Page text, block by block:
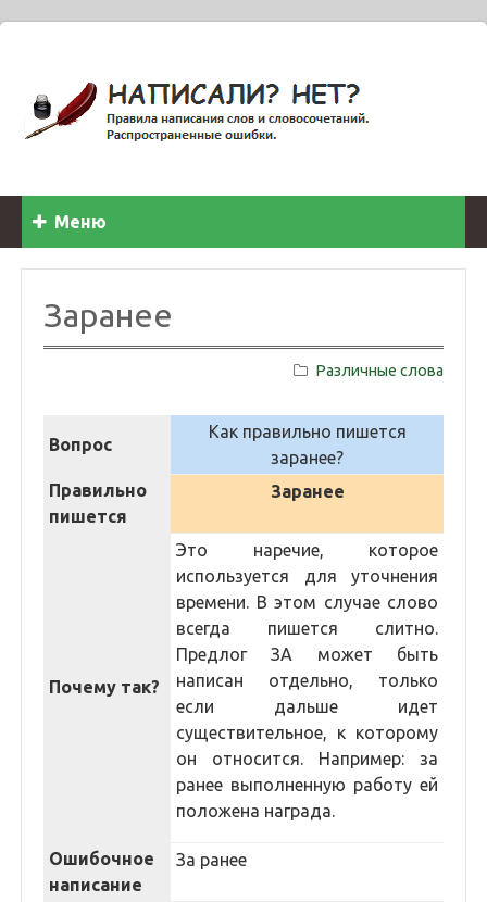
Меню
Заранее
Различные слова
Вопрос
Как правильно пишется
заранее?
Правильно
пишется
Заранее
Почему так?
Это наречие, которое
используется для уточнения
времени. В этом случае слово
всегда пишется слитно.
Предлог ЗА может быть
написан отдельно, только
если дальше идет
существительное, к которому
он относится. Например: за
ранее выполненную работу ей
положена награда.
Ошибочное
написание
За ранее